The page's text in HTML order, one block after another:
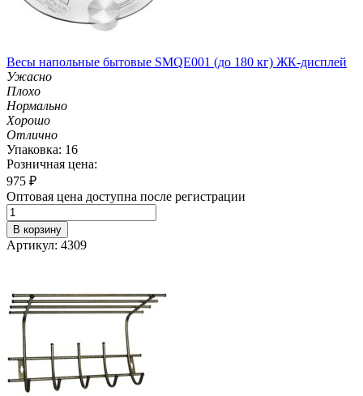
Весы напольные бытовые SMQE001 (до 180 кг) ЖК-дисплей
Ужасно
Плохо
Нормально
Хорошо
Отлично
Упаковка: 16
Розничная цена:
975 ₽
Оптовая цена доступна после регистрации
В корзину
Артикул: 4309